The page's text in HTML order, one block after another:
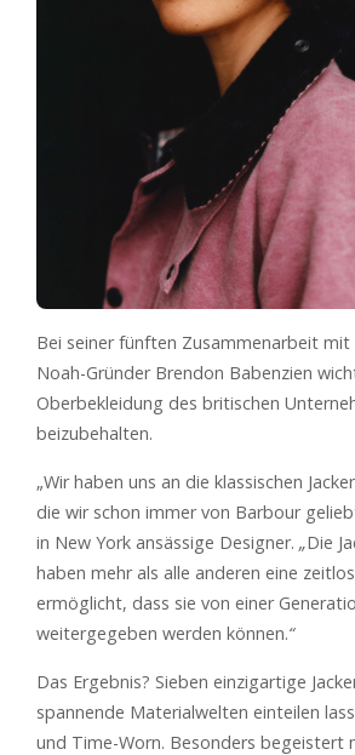
Bei seiner fünften Zusammenarbeit mit
Noah-Gründer Brendon Babenzien
Oberbekleidung des britischen
beizubehalten.
„Wir haben uns an die klassischen
die wir schon immer von Barbour
in New York ansässige Designer. „Die
haben mehr als alle anderen eine
ermöglicht, dass sie von einer
weitergegeben werden können.“
Das Ergebnis? Sieben einzigartige
spannende Materialwelten einteilen
und Time-Worn. Besonders begeistert